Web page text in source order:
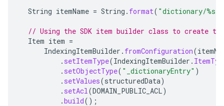
String itemName = String . format( "dictionary/%s"
// Using the SDK item builder class to create
Item item =
IndexingItemBuilder . fromConfiguration(
. setItemType(IndexingItemBuilder .
. setObjectType( "_dictionaryEntry" )
. setValues(structuredData)
. setAcl(DOMAIN_PUBLIC_ACL)
.build();